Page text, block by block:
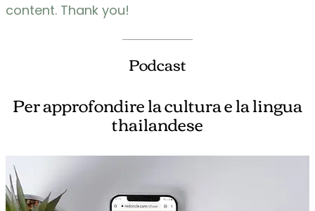
content. Thank you!
Podcast
Per approfondire la cultura e la lingua
thailandese